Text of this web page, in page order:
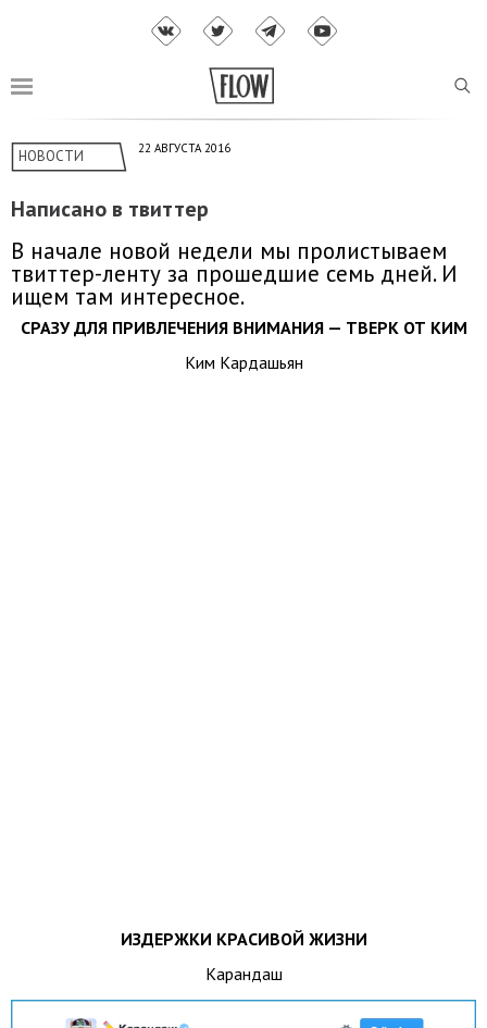
НОВОСТИ 22 АВГУСТА 2016
Написано в твиттер
В начале новой недели мы пролистываем
твиттер-ленту за прошедшие семь дней. И
ищем там интересное.
СРАЗУ ДЛЯ ПРИВЛЕЧЕНИЯ ВНИМАНИЯ — ТВЕРК ОТ КИМ
Ким Кардашьян
ИЗДЕРЖКИ КРАСИВОЙ ЖИЗНИ
Карандаш